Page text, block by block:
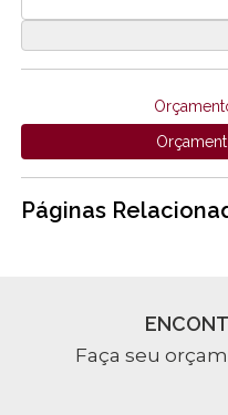
Páginas
Faça seu